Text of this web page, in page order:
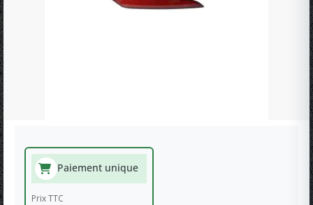
Paiement unique
Prix TTC